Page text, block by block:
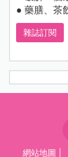
● 藥膳、茶
雜誌訂閱
網站地圖